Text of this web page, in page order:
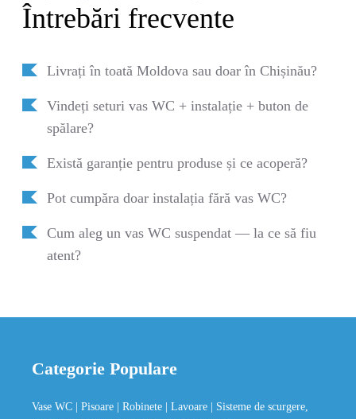
Întrebări frecvente
Livrați în toată Moldova sau doar în Chișinău?
Vindeți seturi vas WC + instalație + buton de
spălare?
Există garanție pentru produse și ce acoperă?
Pot cumpăra doar instalația fără vas WC?
Cum aleg un vas WC suspendat — la ce să fiu
atent?
Categorie Populare
Vase WC | Pisoare | Robinete | Lavoare
| Sisteme de scurgere,